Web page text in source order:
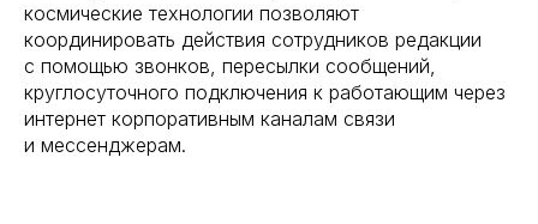
космические технологии позволяют
координировать действия сотрудников редакции
с помощью звонков, пересылки сообщений,
круглосуточного подключения к работающим через
интернет корпоративным каналам связи
и мессенджерам.